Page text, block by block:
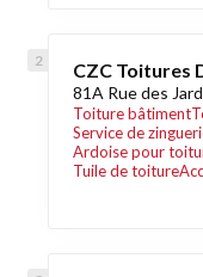
CZC Toitures
81A Rue des
Toiture bâtiment
Service de
Ardoise pour
Tuile de toiture